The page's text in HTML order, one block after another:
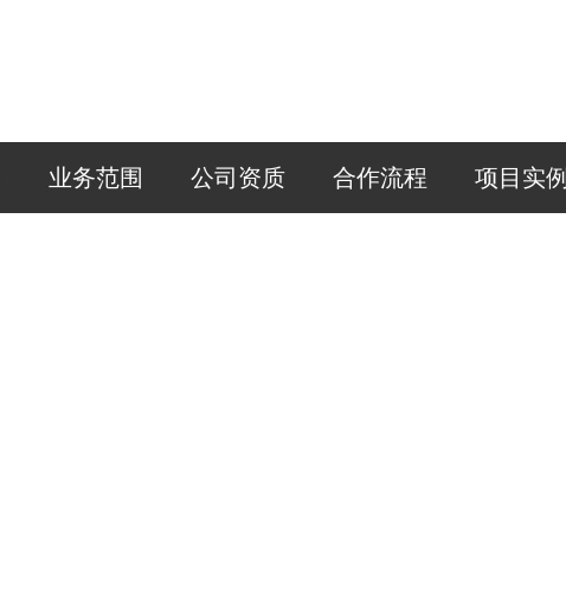
业务范围 公司资质 合作流程 项目实例